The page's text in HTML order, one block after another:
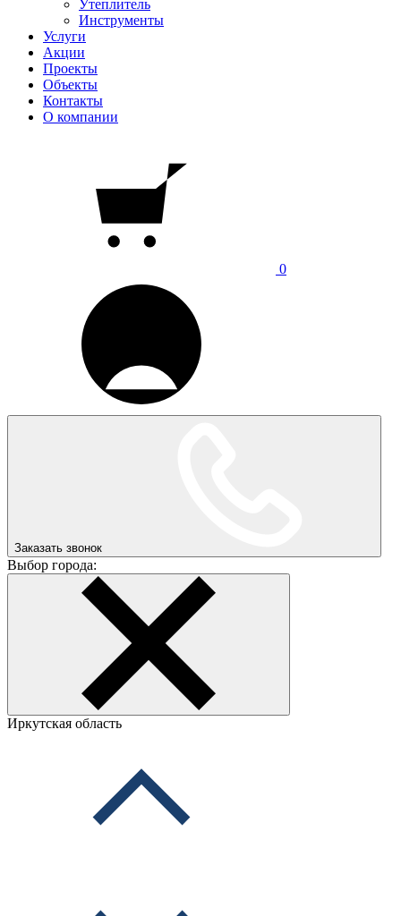
Утеплитель
Инструменты
Услуги
Акции
Проекты
Объекты
Контакты
О компании
0
Заказать звонок
Выбор города:
Иркутская область